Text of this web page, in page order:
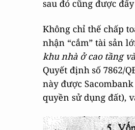
sau đó cũng được
Không chỉ thế chấp
nhận “cắm” tài sản
khu nhà ở cao tầng
Quyết định số 7862/
này được
quyền sử dụng đất),